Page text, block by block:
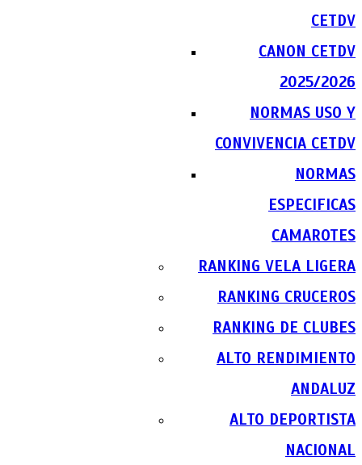
CETDV
CANON CETDV
2025/2026
NORMAS USO Y
CONVIVENCIA CETDV
NORMAS
ESPECIFICAS
CAMAROTES
RANKING VELA LIGERA
RANKING CRUCEROS
RANKING DE CLUBES
ALTO RENDIMIENTO
ANDALUZ
ALTO DEPORTISTA
NACIONAL